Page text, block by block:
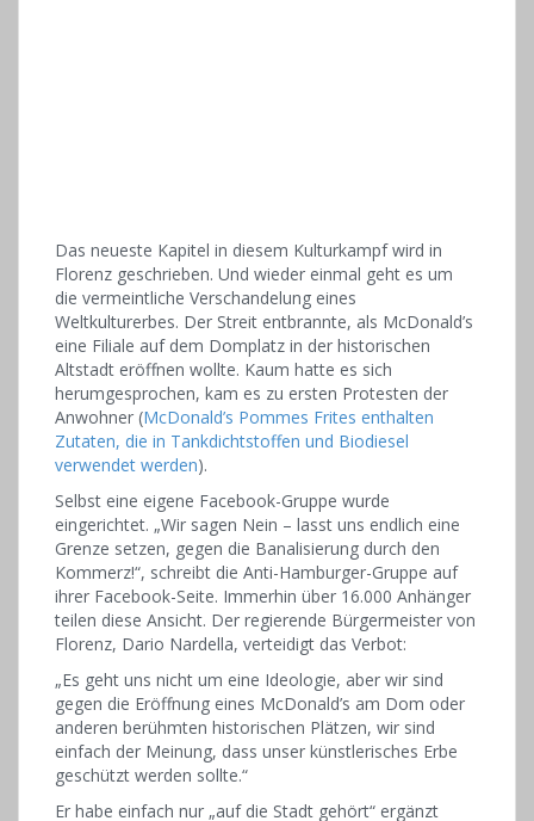
Das neueste Kapitel in diesem Kulturkampf wird in
Florenz geschrieben. Und wieder einmal geht es um
die vermeintliche Verschandelung eines
Weltkulturerbes. Der Streit entbrannte, als McDonald’s
eine Filiale auf dem Domplatz in der historischen
Altstadt eröffnen wollte. Kaum hatte es sich
herumgesprochen, kam es zu ersten Protesten der
Anwohner (McDonald’s Pommes Frites enthalten
Zutaten, die in Tankdichtstoffen und Biodiesel
verwendet werden).
Selbst eine eigene Facebook-Gruppe wurde
eingerichtet. „Wir sagen Nein – lasst uns endlich eine
Grenze setzen, gegen die Banalisierung durch den
Kommerz!“, schreibt die Anti-Hamburger-Gruppe auf
ihrer Facebook-Seite. Immerhin über 16.000 Anhänger
teilen diese Ansicht. Der regierende Bürgermeister von
Florenz, Dario Nardella, verteidigt das Verbot:
„Es geht uns nicht um eine Ideologie, aber wir sind
gegen die Eröffnung eines McDonald’s am Dom oder
anderen berühmten historischen Plätzen, wir sind
einfach der Meinung, dass unser künstlerisches Erbe
geschützt werden sollte.“
Er habe einfach nur „auf die Stadt gehört“ ergänzt